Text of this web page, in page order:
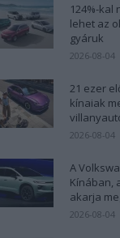
124%-kal
lehet az
gyáruk
2026-08-04
21 ezer
kínaiak
2026-08-04
A
Kínában,
akarja
2026-08-04